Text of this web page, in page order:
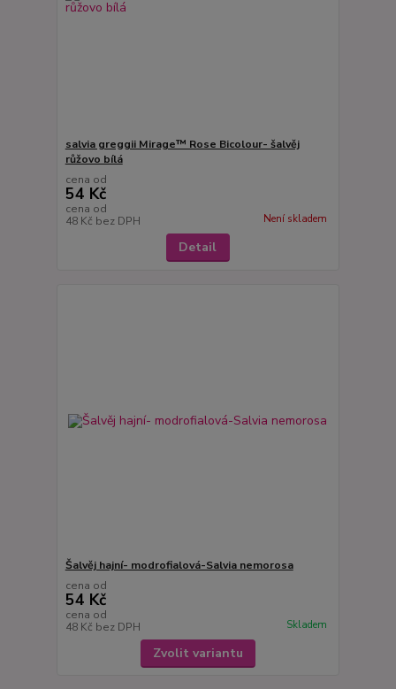
salvia greggii Mirage™ Rose Bicolour- šalvěj
růžovo bílá
cena od
54 Kč
cena od
48 Kč bez DPH Není skladem
Detail
Šalvěj hajní- modrofialová-Salvia nemorosa
cena od
54 Kč
cena od
48 Kč bez DPH Skladem
Zvolit variantu